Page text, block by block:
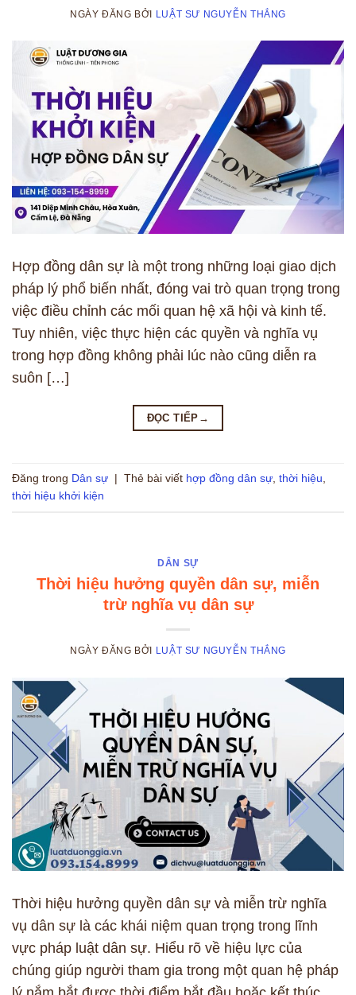
NGÀY ĐĂNG BỞI LUẬT SƯ NGUYỄN THẮNG
Hợp đồng dân sự là một trong những loại giao dịch
pháp lý phổ biến nhất, đóng vai trò quan trọng trong
việc điều chỉnh các mối quan hệ xã hội và kinh tế.
Tuy nhiên, việc thực hiện các quyền và nghĩa vụ
trong hợp đồng không phải lúc nào cũng diễn ra
suôn […]
ĐỌC TIẾP →
Đăng trong Dân sự | Thẻ bài viết hợp đồng dân sự, thời hiệu,
thời hiệu khởi kiện
DÂN SỰ
Thời hiệu hưởng quyền dân sự, miễn
trừ nghĩa vụ dân sự
NGÀY ĐĂNG BỞI LUẬT SƯ NGUYỄN THẮNG
Thời hiệu hưởng quyền dân sự và miễn trừ nghĩa
vụ dân sự là các khái niệm quan trọng trong lĩnh
vực pháp luật dân sự. Hiểu rõ về hiệu lực của
chúng giúp người tham gia trong một quan hệ pháp